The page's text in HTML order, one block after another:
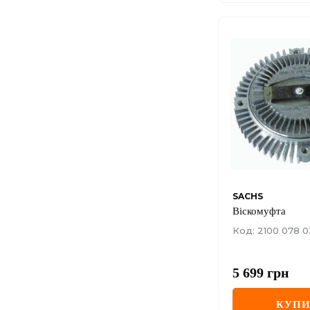
SACHS
Віскомуфта
Код: 2100 078
5 699 грн